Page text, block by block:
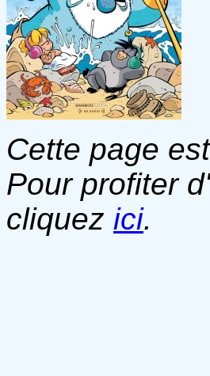
Cette page
Pour profiter
cliquez ici.